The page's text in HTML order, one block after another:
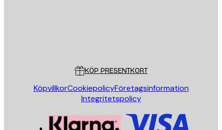
KÖP PRESENTKORT
KöpvillkorCookiepolicyFöretagsinformation
Integritetspolicy